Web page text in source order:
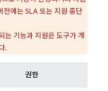
전에는 SLA 또는 지원 중단
는 기능과 지원은 도구가 개
.
권한